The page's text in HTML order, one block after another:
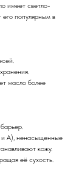
имеет светло-
его популярным в
масло более
и A), ненасыщенные
кожу.
её сухость.